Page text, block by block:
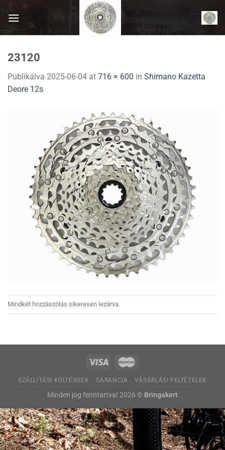
23120
Publikálva 2025-06-04 at 716 × 600 in Shimano Kazetta
Deore 12s
Mindkét hozzászólás sikeresen lezárva.
SZÁLLÍTÁSI KÖLTÉSGEK GARANCIA VÁSÁRLÁSI FELTÉTELEK
Minden jog fenntartva! 2026 © Bringakert